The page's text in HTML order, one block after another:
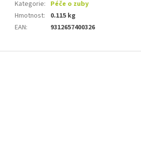
Kategorie: Péče o zuby
Hmotnost:
0.115 kg
EAN: 9312657400326